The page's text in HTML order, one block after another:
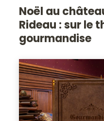
Noël au
Rideau :sur le
gourmandise